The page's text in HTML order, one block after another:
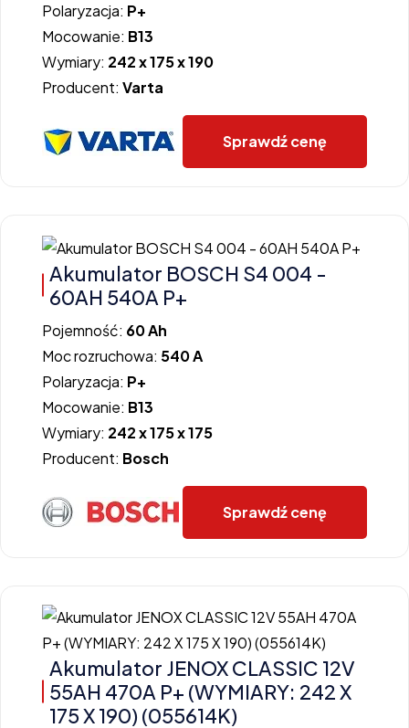
Polaryzacja: P+
Mocowanie: B13
Wymiary: 242 x 175 x 190
Producent: Varta
Sprawdź cenę
Akumulator BOSCH S4 004 -
60AH 540A P+
Pojemność: 60 Ah
Moc rozruchowa: 540 A
Polaryzacja: P+
Mocowanie: B13
Wymiary: 242 x 175 x 175
Producent: Bosch
Sprawdź cenę
Akumulator JENOX CLASSIC 12V
55AH 470A P+ (WYMIARY: 242 X
175 X 190) (055614K)